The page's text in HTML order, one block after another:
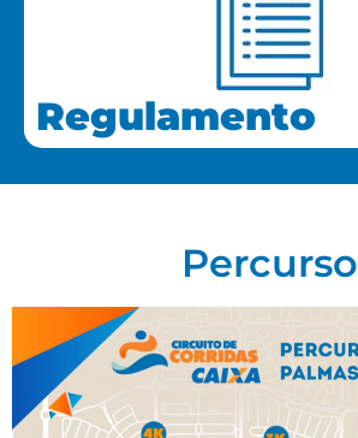
Regulamento
Percurso